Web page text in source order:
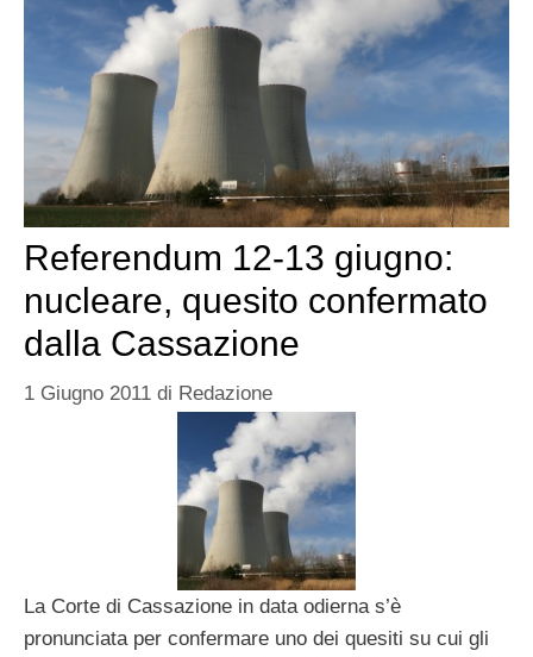
Referendum 12-13 giugno:
nucleare, quesito confermato
dalla Cassazione
1 Giugno 2011 di Redazione
La Corte di Cassazione in data odierna s’è
pronunciata per confermare uno dei quesiti su cui gli